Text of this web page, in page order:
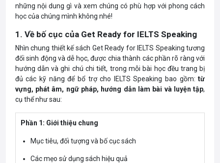
những nội dung gì và xem chúng có phù hợp với phong cách
học của chúng mình không nhé!
1. Về bố cục của Get Ready for IELTS Speaking
Nhìn chung thiết kế sách Get Ready for IELTS Speaking tương
đối sinh động và dễ học, được chia thành các phần rõ ràng với
hướng dẫn và ghi chú chi tiết, trong mỗi bài học đều trang bị
đủ các kỹ năng để bổ trợ cho IELTS Speaking bao gồm:từ
vựng, phát âm, ngữ pháp, hướng dẫn làm bài và luyện tập,
cụ thể như sau:
Phần 1: Giới thiệu chung
Mục tiêu, đối tượng và bố cục sách
Các mẹo sử dụng sách hiệu quả